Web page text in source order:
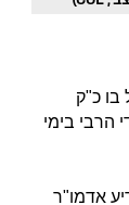
בו כ"ק
הרבי בימי
אדמו"ר